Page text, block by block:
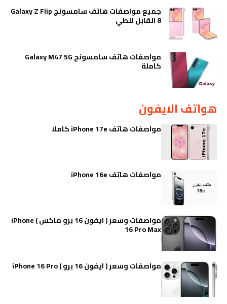
جميع مواصفات هاتف سامسونج Galaxy Z Flip
8 القابل للطي
مواصفات هاتف سامسونج Galaxy M47 5G
كاملة
هواتف الايفون
مواصفات هاتف iPhone 17e كاملا
مواصفات هاتف iPhone 16e
مواصفات وسعر ( ايفون 16 برو ماكس ) iPhone
16 Pro Max
مواصفات وسعر ( ايفون 16 برو ) iPhone 16 Pro